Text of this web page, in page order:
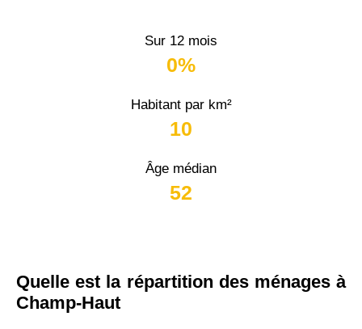
Sur 12 mois
0%
Habitant par km²
10
Âge médian
52
Quelle est la répartition des ménages à
Champ-Haut